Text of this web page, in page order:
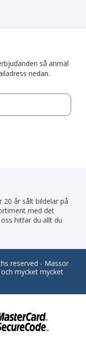
så anmäl
nedan.
20 år sålt bildelar på
med det
hittar du allt du
reserved - Massor
mycket mycket